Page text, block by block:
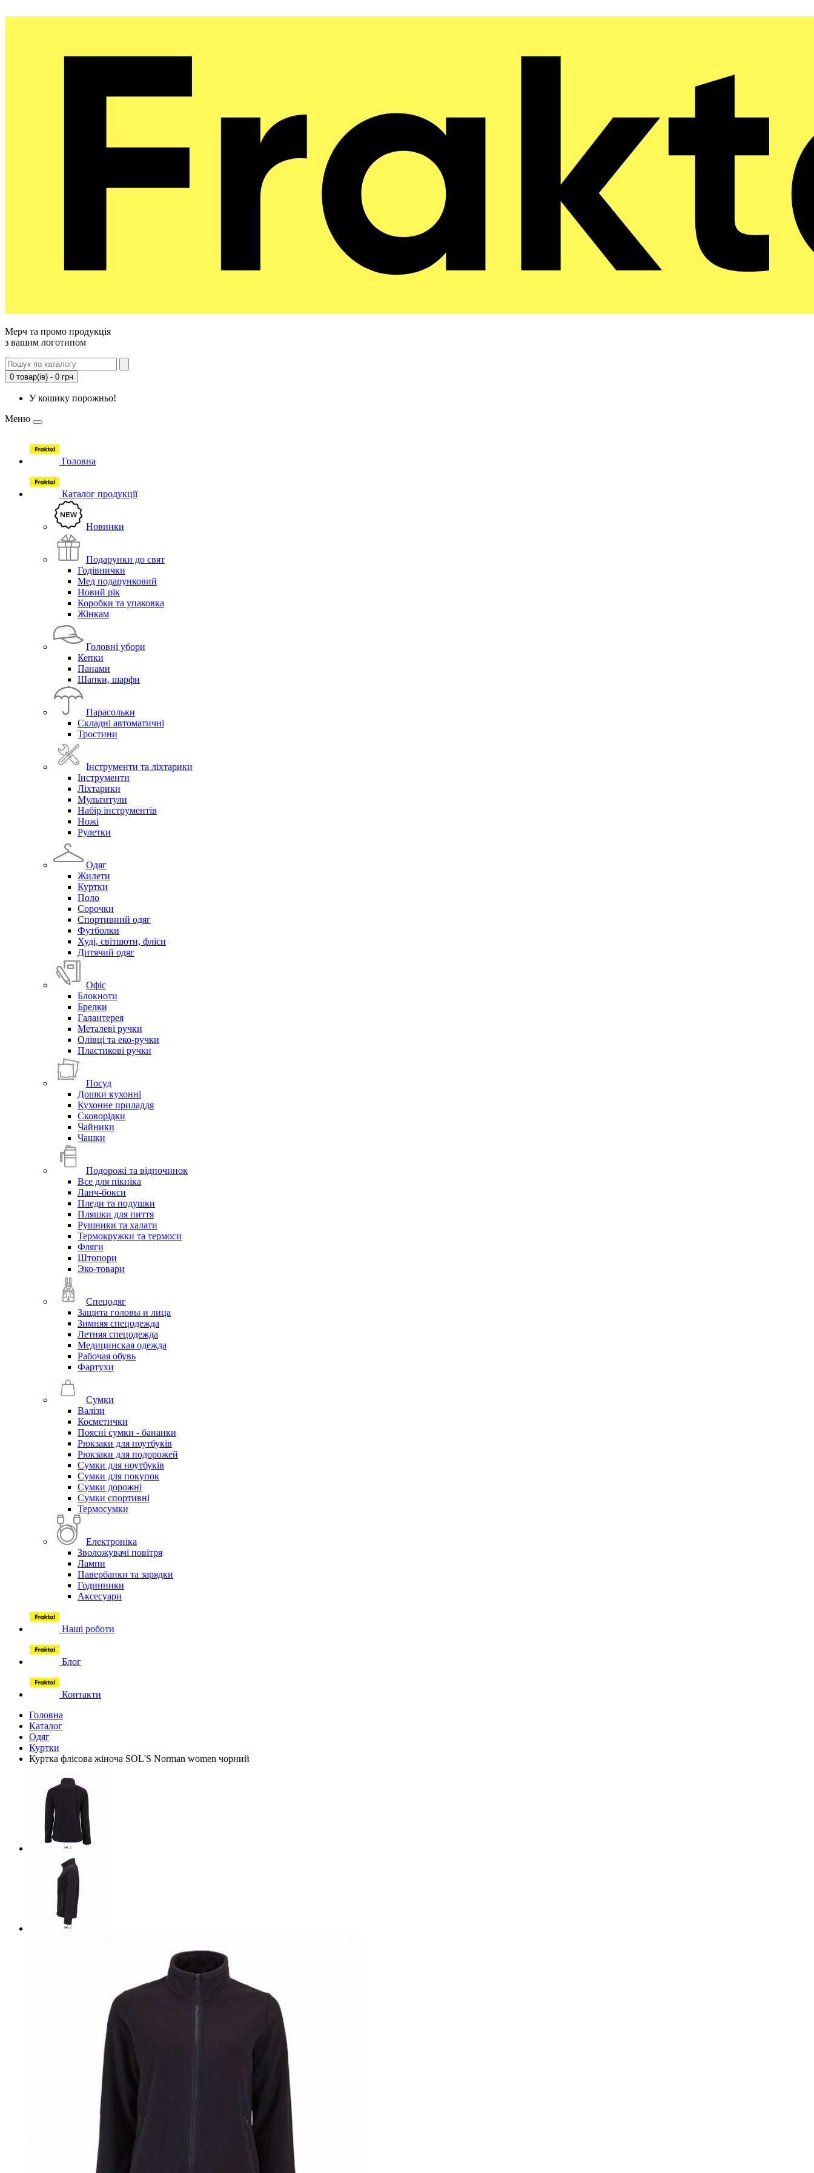
Мерч та промо продукція
з вашим логотипом
0 товар(ів) - 0 грн
У кошику порожньо!
Меню
Головна
Каталог продукції
Новинки
Подарунки до свят
Годівнички
Мед подарунковий
Новий рік
Коробки та упаковка
Жінкам
Головні убори
Кепки
Панами
Шапки, шарфи
Парасольки
Складні автоматичні
Тростини
Інструменти та ліхтарики
Інструменти
Ліхтарики
Мультитули
Набір інструментів
Ножі
Рулетки
Одяг
Жилети
Куртки
Поло
Сорочки
Спортивний одяг
Футболки
Худі, світшоти, фліси
Дитячий одяг
Офіс
Блокноти
Брелки
Галантерея
Металеві ручки
Олівці та еко-ручки
Пластикові ручки
Посуд
Дошки кухонні
Кухонне приладдя
Сковорідки
Чайники
Чашки
Подорожі та відпочинок
Все для пікніка
Ланч-бокси
Пледи та подушки
Пляшки для пиття
Рушники та халати
Термокружки та термоси
Фляги
Штопори
Эко-товари
Спецодяг
Защита головы и лица
Зимняя спецодежда
Летняя спецодежда
Медицинская одежда
Рабочая обувь
Фартухи
Сумки
Валізи
Косметички
Поясні сумки - бананки
Рюкзаки для ноутбуків
Рюкзаки для подорожей
Сумки для ноутбуків
Сумки для покупок
Сумки дорожні
Сумки спортивні
Термосумки
Електроніка
Зволожувачі повітря
Лампи
Павербанки та зарядки
Годинники
Аксесуари
Наші роботи
Блог
Контакти
Головна
Каталог
Одяг
Куртки
Куртка флісова жіноча SOL'S Norman women чорний